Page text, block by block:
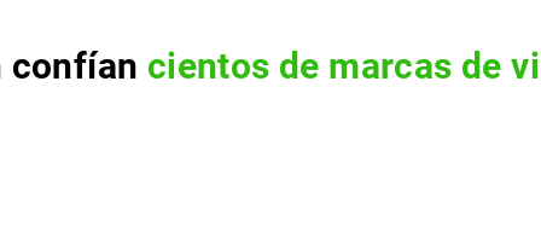
confían cientos de marcas de